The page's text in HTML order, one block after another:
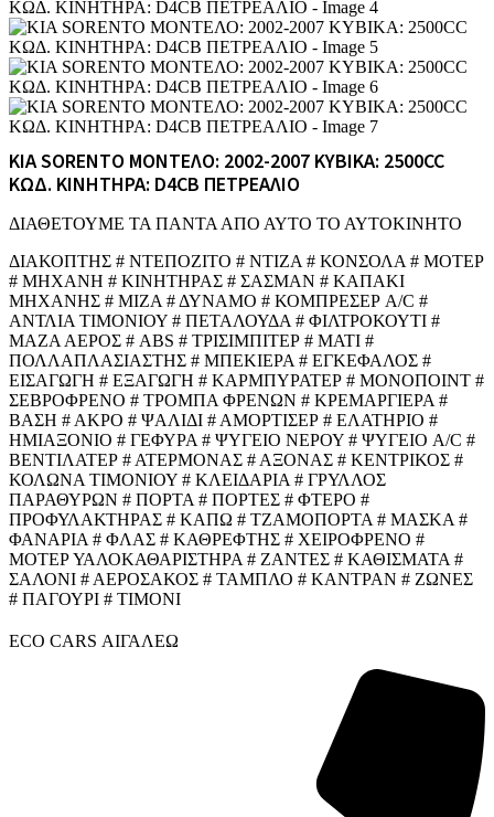
KIA SORENTO ΜΟΝΤΕΛΟ: 2002-2007 ΚΥΒΙΚΑ: 2500CC
ΚΩΔ. ΚΙΝΗΤΗΡΑ: D4CB ΠΕΤΡΕΑΛΙΟ
ΔΙΑΘΕΤΟΥΜΕ ΤΑ ΠΑΝΤΑ ΑΠΟ ΑΥΤΟ ΤΟ ΑΥΤΟΚΙΝΗΤΟ
ΔΙΑΚΟΠΤΗΣ # ΝΤΕΠΟΖΙΤΟ # ΝΤΙΖΑ # ΚΟΝΣΟΛΑ # ΜΟΤΕΡ
# ΜΗΧΑΝΗ # ΚΙΝΗΤΗΡΑΣ # ΣΑΣΜΑΝ # ΚΑΠΑΚΙ
ΜΗΧΑΝΗΣ # ΜΙΖΑ # ΔΥΝΑΜΟ # ΚΟΜΠΡΕΣΕΡ A/C #
ΑΝΤΛΙΑ ΤΙΜΟΝΙΟΥ # ΠΕΤΑΛΟΥΔΑ # ΦΙΛΤΡΟΚΟΥΤΙ #
ΜΑΖΑ ΑΕΡΟΣ # ABS # ΤΡΙΣΙΜΠΙΤΕΡ # ΜΑΤΙ #
ΠΟΛΛΑΠΛΑΣΙΑΣΤΗΣ # ΜΠΕΚΙΕΡΑ # ΕΓΚΕΦΑΛΟΣ #
ΕΙΣΑΓΩΓΗ # ΕΞΑΓΩΓΗ # ΚΑΡΜΠΥΡΑΤΕΡ # ΜΟΝΟΠΟΙΝΤ #
ΣΕΒΡΟΦΡΕΝΟ # ΤΡΟΜΠΑ ΦΡΕΝΩΝ # ΚΡΕΜΑΡΓΙΕΡΑ #
ΒΑΣΗ # ΑΚΡΟ # ΨΑΛΙΔΙ # ΑΜΟΡΤΙΣΕΡ # ΕΛΑΤΗΡΙΟ #
ΗΜΙΑΞΟΝΙΟ # ΓΕΦΥΡΑ # ΨΥΓΕΙΟ ΝΕΡΟΥ # ΨΥΓΕΙΟ A/C #
ΒΕΝΤΙΛΑΤΕΡ # ΑΤΕΡΜΟΝΑΣ # ΑΞΟΝΑΣ # ΚΕΝΤΡΙΚΟΣ #
ΚΟΛΩΝΑ ΤΙΜΟΝΙΟΥ # ΚΛΕΙΔΑΡΙΑ # ΓΡΥΛΛΟΣ
ΠΑΡΑΘΥΡΩΝ # ΠΟΡΤΑ # ΠΟΡΤΕΣ # ΦΤΕΡΟ #
ΠΡΟΦΥΛΑΚΤΗΡΑΣ # ΚΑΠΩ # ΤΖΑΜΟΠΟΡΤΑ # ΜΑΣΚΑ #
ΦΑΝΑΡΙΑ # ΦΛΑΣ # ΚΑΘΡΕΦΤΗΣ # ΧΕΙΡΟΦΡΕΝΟ #
ΜΟΤΕΡ ΥΑΛΟΚΑΘΑΡΙΣΤΗΡΑ # ΖΑΝΤΕΣ # ΚΑΘΙΣΜΑΤΑ #
ΣΑΛΟΝΙ # ΑΕΡΟΣΑΚΟΣ # ΤΑΜΠΛΟ # ΚΑΝΤΡΑΝ # ΖΩΝΕΣ
# ΠΑΓΟΥΡΙ # ΤΙΜΟΝΙ
ECO CARS ΑΙΓΑΛΕΩ